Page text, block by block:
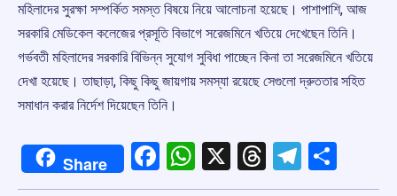
মহিলাদের সুরক্ষা সম্পর্কিত সমস্ত বিষয়ে নিয়ে আলোচনা হয়েছে। পাশাপাশি, আজ
সরকারি মেডিকেল কলেজের প্রসূতি বিভাগে সরেজমিনে খতিয়ে দেখেছেন তিনি।
গর্ভবতী মহিলাদের সরকারি বিভিন্ন সুযোগ সুবিধা পাচ্ছেন কিনা তা সরেজমিনে খতিয়ে
দেখা হয়েছে। তাছাড়া, কিছু কিছু জায়গায় সমস্যা রয়েছে সেগুলো দ্রুততার সহিত
সমাধান করার নির্দেশ দিয়েছেন তিনি।
Share Facebook
WhatsApp
X Threads